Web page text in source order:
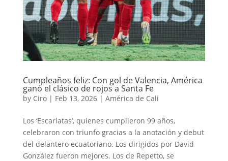
Cumpleaños feliz: Con gol de Valencia, América
ganó el clásico de rojos a Santa Fe
by Ciro| Feb 13, 2026| América de Cali
Los ‘Escarlatas’, quienes cumplieron 99 años,
celebraron con triunfo gracias a la anotación y debut
del delantero ecuatoriano. Los dirigidos por David
González fueron mejores. Los de Repetto, se